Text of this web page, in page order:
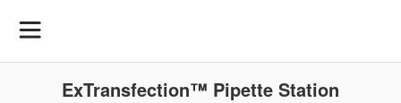
ExTransfection™ Pipette Station